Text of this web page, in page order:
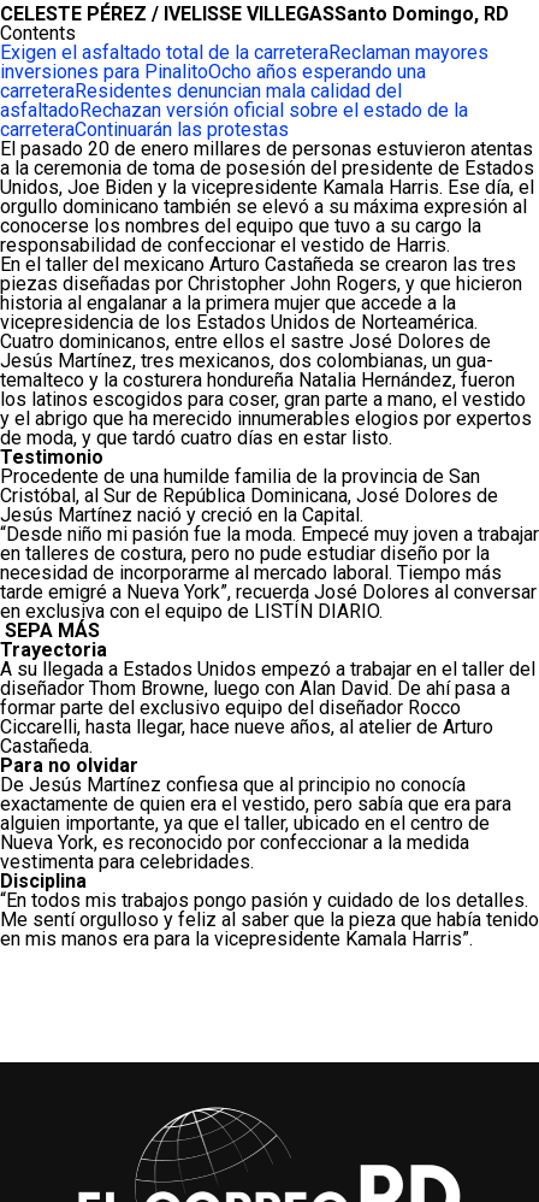
CELESTE PÉREZ / IVELISSE VILLEGASSanto Domingo, RD
Contents
Exigen el asfaltado total de la carreteraReclaman mayores
inversiones para PinalitoOcho años esperando una
carreteraResidentes denuncian mala calidad del
asfaltadoRechazan versión oficial sobre el estado de la
carreteraContinuarán las protestas
El pasado 20 de enero millares de personas estuvieron atentas
a la ceremonia de toma de posesión del presidente de Es­tados
Unidos, Joe Biden y la vi­cepresidente Kamala Harris. Ese día, el
orgullo dominicano tam­bién se elevó a su máxima expre­sión al
conocerse los nombres del equipo que tuvo a su cargo la
responsabilidad de confeccionar el vestido de Harris.
En el taller del mexicano Arturo Castañeda se crearon las tres
piezas diseñadas por Christopher John Rogers, y que hicieron
historia al engalanar a la primera mujer que accede a la
vicepresidencia de los Esta­dos Unidos de Norteamérica.
Cuatro dominicanos, entre ellos el sastre José Dolores de
Jesús Martínez, tres mexica­nos, dos colombianas, un gua­
temalteco y la costurera hon­dureña Natalia Hernández, fueron
los latinos escogidos pa­ra coser, gran parte a mano, el vestido
y el abrigo que ha me­recido innumerables elogios por expertos
de moda, y que tardó cuatro días en estar listo.
Testimonio
Procedente de una humilde familia de la provincia de San
Cristóbal, al Sur de República Dominicana, José Dolores de
Jesús Martínez nació y creció en la Capital.
“Desde niño mi pasión fue la moda. Empecé muy joven a trabajar
en talleres de costura, pero no pude estudiar diseño por la
necesidad de incorporar­me al mercado laboral. Tiem­po más
tarde emigré a Nueva York”, recuerda José Dolores al conversar
en exclusiva con el equipo de LISTÍN DIARIO.
SEPA MÁS
Trayectoria
A su llegada a Estados Unidos em­pezó a trabajar en el taller del
di­señador Thom Browne, luego con Alan David. De ahí pasa a
formar parte del exclusivo equipo del dise­ñador Rocco
Ciccarelli, hasta llegar, hace nueve años, al atelier de Arturo
Castañeda.
Para no olvidar
De Jesús Martínez confiesa que al prin­cipio no conocía
exactamente de quien era el vestido, pero sabía que era para
alguien importante, ya que el taller, ubi­cado en el centro de
Nueva York, es re­conocido por confeccionar a la medida
vestimenta para celebridades.
Disciplina
“En todos mis trabajos pongo pasión y cuidado de los detalles.
Me sentí orgulloso y feliz al saber que la pieza que había tenido
en mis manos era para la vicepresidente Kamala Harris”.